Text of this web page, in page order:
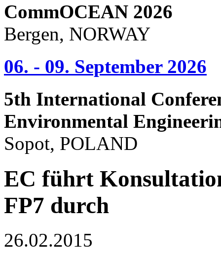
CommOCEAN 2026
Bergen, NORWAY
06. - 09. September 2026
5th International
Environmental
Sopot, POLAND
EC führt
FP7 durch
26.02.2015